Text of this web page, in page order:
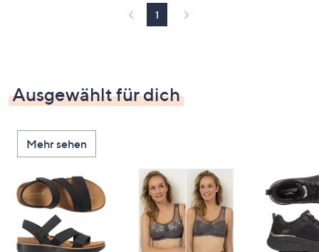
1
Ausgewählt für dich
Mehr sehen